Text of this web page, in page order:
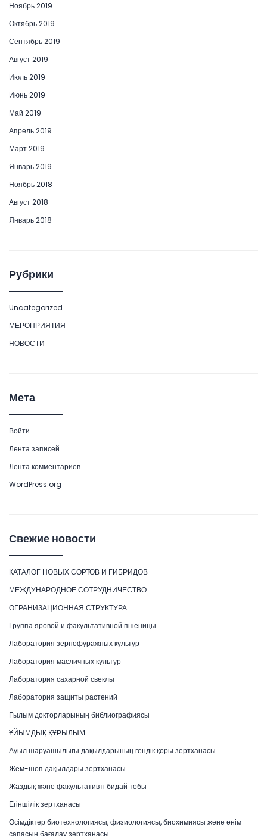
Ноябрь 2019
Октябрь 2019
Сентябрь 2019
Август 2019
Июль 2019
Июнь 2019
Май 2019
Апрель 2019
Март 2019
Январь 2019
Ноябрь 2018
Август 2018
Январь 2018
Рубрики
Uncategorized
МЕРОПРИЯТИЯ
НОВОСТИ
Мета
Войти
Лента записей
Лента комментариев
WordPress.org
Свежие новости
КАТАЛОГ НОВЫХ СОРТОВ И ГИБРИДОВ
МЕЖДУНАРОДНОЕ СОТРУДНИЧЕСТВО
ОГРАНИЗАЦИОННАЯ СТРУКТУРА
Группа яровой и факультативной пшеницы
Лаборатория зернофуражных культур
Лаборатория масличных культур
Лаборатория сахарной свеклы
Лаборатория защиты растений
Ғылым докторларының библиографиясы
ҰЙЫМДЫҚ ҚҰРЫЛЫМ
Ауыл шаруашылығы дақылдарының гендік қоры зертханасы
Жем-шөп дақылдары зертханасы
Жаздық және факультативті бидай тобы
Егіншілік зертханасы
Өсімдіктер биотехнологиясы, физиологиясы, биохимиясы және өнім
сапасын бағалау зертханасы